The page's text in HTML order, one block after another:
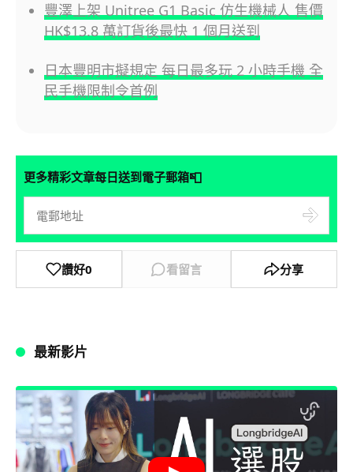
豐澤上架 Unitree G1 Basic 仿生機械人 售價
HK$13.8 萬訂貨後最快 1 個月送到
日本豐明市擬規定 每日最多玩 2 小時手機 全
民手機限制令首例
更多精彩文章每日送到電子郵箱📮
讚好0 看留言 分享
最新影片